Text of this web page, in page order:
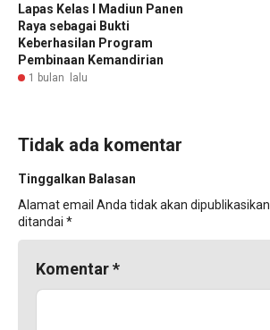
Lapas Kelas I Madiun Panen
Raya sebagai Bukti
Keberhasilan Program
Pembinaan Kemandirian
1 bulan lalu
Tidak ada komentar
Tinggalkan Balasan
Alamat email Anda tidak akan dipublikasikan.
ditandai *
Komentar*